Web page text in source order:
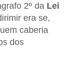
2º da Lei
era se,
caberia
dos